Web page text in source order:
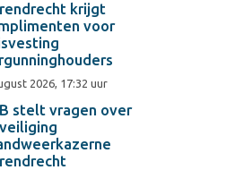
krijgt
voor
2026, 17:32 uur
stelt vragen over